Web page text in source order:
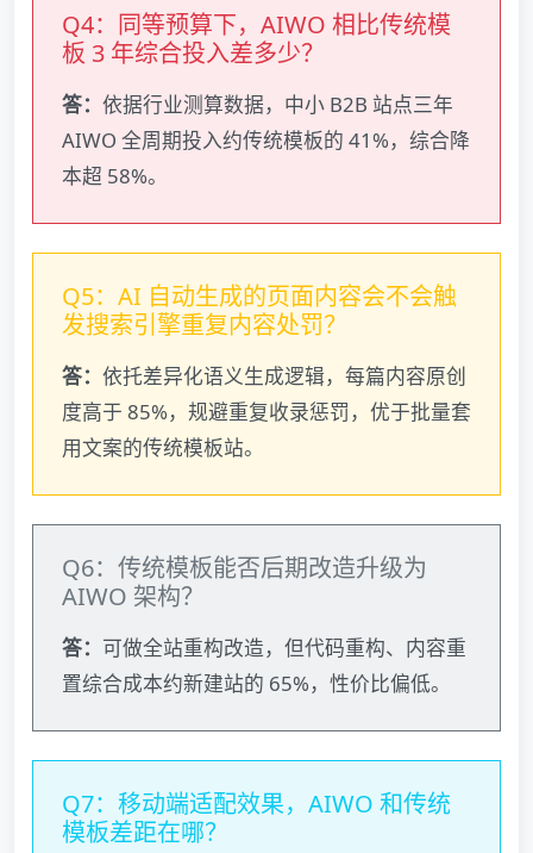
Q4：同等预算下，AIWO 相比传统模
板 3 年综合投入差多少？
答： 依据行业测算数据，中小 B2B 站点三年
AIWO 全周期投入约传统模板的 41%，综合降
本超 58%。
Q5：AI 自动生成的页面内容会不会触
发搜索引擎重复内容处罚？
答： 依托差异化语义生成逻辑，每篇内容原创
度高于 85%，规避重复收录惩罚，优于批量套
用文案的传统模板站。
Q6：传统模板能否后期改造升级为
AIWO 架构？
答： 可做全站重构改造，但代码重构、内容重
置综合成本约新建站的 65%，性价比偏低。
Q7：移动端适配效果，AIWO 和传统
模板差距在哪？